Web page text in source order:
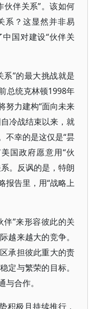
伙伴关系”。该如何
系？这显然并非易
国对建设“伙伴关
”的最大挑战就是
总统克林顿1998年
努力建构“面向未来
冷战结束以来，就
不幸的是这仅是“昙
国政府愿意用“伙
。反讽的是，特朗
报告里，用“战略上
”来形容彼此的关
越来越大的竞争。
承担彼此重大的责
定与繁荣的目标。
合作。
积极且持续推行，